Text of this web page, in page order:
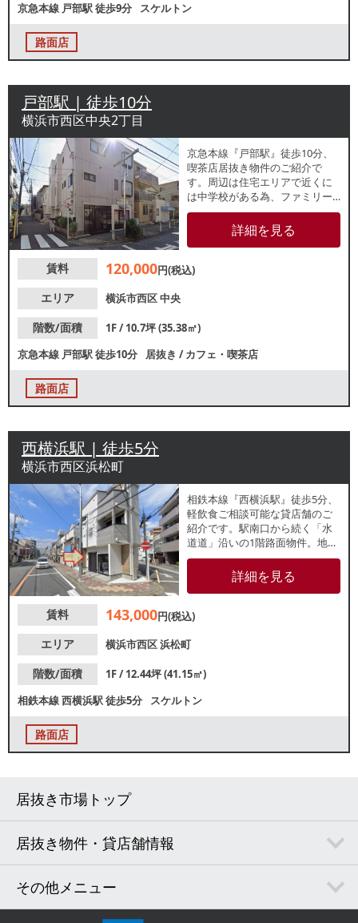
京急本線 戸部駅徒歩9分 スケルトン
路面店
戸部駅 | 徒歩10分
横浜市西区中央2丁目
京急本線『戸部駅』徒歩10分、
喫茶店居抜き物件のご紹介で
す。周辺は住宅エリアで近くに
は中学校がある為、ファミリー
層のカフェ需要が見込めます。
隣店舗は美容室が営業中です。
諸条件等、お気軽にお問合せく
詳細を見る
賃料 120,000円(税込)
エリア
横浜市西区中央
階数/面積
1F / 10.7坪 (35.38㎡)
京急本線 戸部駅徒歩10分 居抜き /カフェ・喫茶店
路面店
西横浜駅 | 徒歩5分
横浜市西区浜松町
相鉄本線『西横浜駅』徒歩5分、
軽飲食ご相談可能な貸店舗のご
紹介です。駅南口から続く「水
道道」沿いの1階路面物件。地域
住民の生活動線上で、周辺には
飲食店や物販店等が立ち並ぶ立
地です。相鉄線沿線で物件をお
い。
詳細を見る
賃料 143,000円(税込)
エリア
横浜市西区浜松町
階数/面積
1F / 12.44坪 (41.15㎡)
相鉄本線西横浜駅徒歩5分 スケルトン
路面店
居抜き市場トップ
居抜き物件・貸店舗情報
その他メニュー